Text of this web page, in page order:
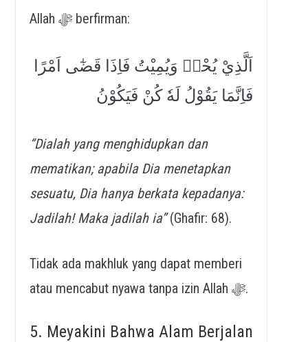
Allah ﷻ berfirman:
اَلَّذِيْ يُحْيٖ وَيُمِيْتُ فَاِذَا قَضٰٓى اَمْرًا
فَاِنَّمَا يَقُوْلُ لَهٗ كُنْ فَيَكُوْنُ
“Dialah yang menghidupkan dan
mematikan; apabila Dia menetapkan
sesuatu, Dia hanya berkata kepadanya:
Jadilah! Maka jadilah ia”(Ghafir: 68).
Tidak ada makhluk yang dapat memberi
atau mencabut nyawa tanpa izin Allah ﷻ.
5. Meyakini Bahwa Alam Berjalan